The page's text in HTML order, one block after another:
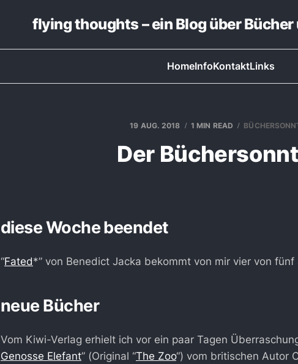
flying thoughts – ein Blog über Bücher
HomeInfoKontaktLinks
19 AUG. 2018 1 MIN READ
Der
diese Woche beendet
“Fated*” von Benedict Jacka bekommt von mir vier von fünf
neue Bücher
Vom Kiwi-Verlag erhielt ich vor ein paar Tagen
Genosse Elefant” (Original “The Zoo“) vom britischen Autor